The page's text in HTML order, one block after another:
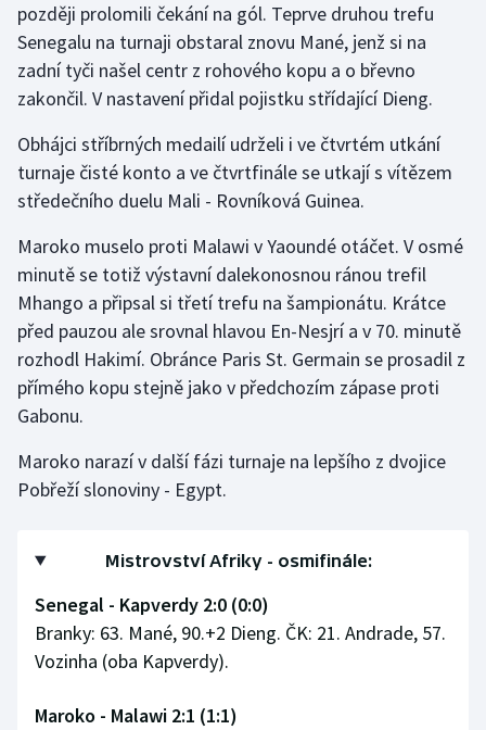
Jezdectví
Judo
Lezení
Moderní pětiboj
Motorsport
Olympijské hry
Plavání
Rychlobruslení
později prolomili čekání na gól. Teprve druhou trefu
Senegalu na turnaji obstaral znovu Mané, jenž si na
zadní tyči našel centr z rohového kopu a o břevno
zakončil. V nastavení přidal pojistku střídající Dieng.
Obhájci stříbrných medailí udrželi i ve čtvrtém utkání
turnaje čisté konto a ve čtvrtfinále se utkají s vítězem
středečního duelu Mali - Rovníková Guinea.
Maroko muselo proti Malawi v Yaoundé otáčet. V osmé
minutě se totiž výstavní dalekonosnou ránou trefil
Mhango a připsal si třetí trefu na šampionátu. Krátce
před pauzou ale srovnal hlavou En-Nesjrí a v 70. minutě
rozhodl Hakimí. Obránce Paris St. Germain se prosadil z
přímého kopu stejně jako v předchozím zápase proti
Gabonu.
Maroko narazí v další fázi turnaje na lepšího z dvojice
Pobřeží slonoviny - Egypt.
Mistrovství Afriky - osmifinále:
Senegal - Kapverdy 2:0 (0:0)
Branky: 63. Mané, 90.+2 Dieng. ČK: 21. Andrade, 57.
Vozinha (oba Kapverdy).
Maroko - Malawi 2:1 (1:1)